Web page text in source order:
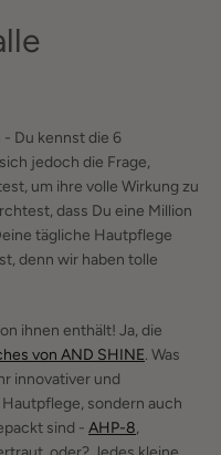
Du kennst die 6
jedoch die Frage,
um ihre volle Wirkung zu
dass Du eine Million
tägliche Hautpflege
denn wir haben tolle
ihnen enthält! Ja, die
von AND SHINE. Was
innovativer und
sondern auch
sind - AHP-8,